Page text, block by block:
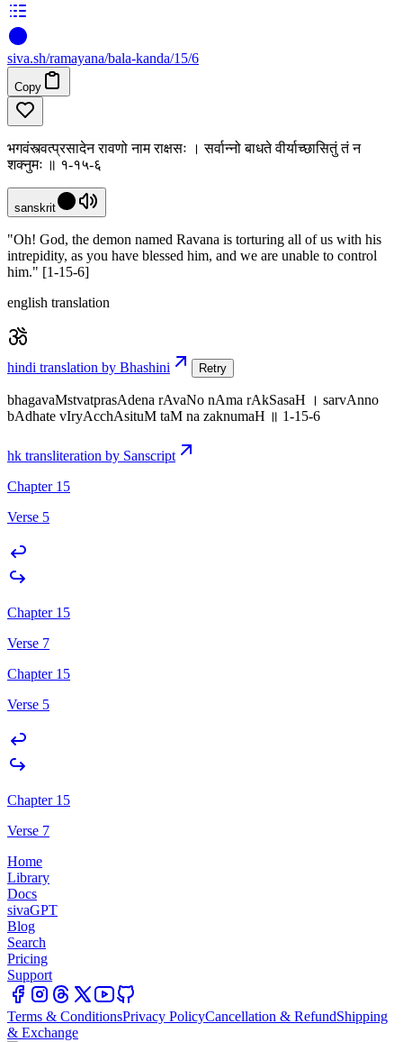
siva.sh/ramayana/bala-kanda/15/6
Copy
भगवंस्त्वत्प्रसादेन रावणो नाम राक्षसः । सर्वान्नो बाधते वीर्याच्छासितुं तं न
शक्नुमः ॥ १-१५-६
sanskrit
"Oh! God, the demon named Ravana is torturing all of us with his
intrepidity, as you have blessed him, and we are unable to control
him." [1-15-6]
english translation
hindi translation by Bhashini Retry
bhagavaMstvatprasAdena rAvaNo nAma rAkSasaH । sarvAnno
bAdhate vIryAcchAsituM taM na zaknumaH ॥ 1-15-6
hk transliteration by Sanscript
Chapter 15
Verse 5
Chapter 15
Verse 7
Chapter 15
Verse 5
Chapter 15
Verse 7
Home
Library
Docs
sivaGPT
Blog
Search
Pricing
Support
Terms & ConditionsPrivacy PolicyCancellation & RefundShipping
& Exchange